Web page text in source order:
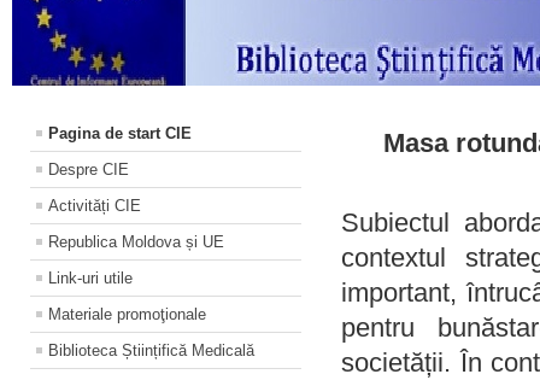
Pagina de start CIE
Despre CIE
Activități CIE
Republica Moldova și UE
Link-uri utile
Materiale promoţionale
Biblioteca Științifică Medicală
Masa
Subiectul
contextul
important,
pentru
societății. În